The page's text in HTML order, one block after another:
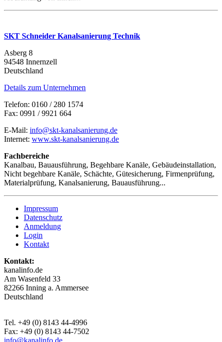
SKT Schneider Kanalsanierung Technik
Asberg 8
94548 Innernzell
Deutschland
Details zum Unternehmen
Telefon: 0160 / 280 1574
Fax: 0991 / 9921 664
E-Mail: info@skt-kanalsanierung.de
Internet: www.skt-kanalsanierung.de
Fachbereiche
Kanalbau, Bauausführung, Begehbare Kanäle, Gebäudeinstallation,
Nicht begehbare Kanäle, Schächte, Gütesicherung, Firmenprüfung,
Materialprüfung, Kanalsanierung, Bauausführung...
Impressum
Datenschutz
Anmeldung
Login
Kontakt
Kontakt:
kanalinfo.de
Am Wasenfeld 33
82266 Inning a. Ammersee
Deutschland
Tel. +49 (0) 8143 44-4996
Fax: +49 (0) 8143 44-7502
info@kanalinfo.de